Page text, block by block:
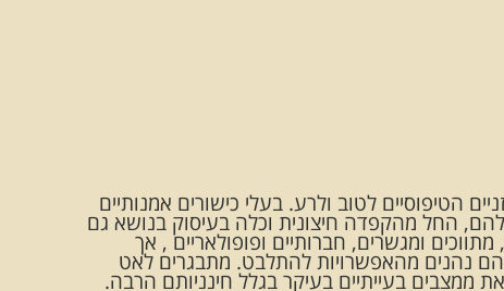
הטיפוסיים לטוב ולרע. בעלי כישורים אמנותיים
החל מהקפדה חיצונית וכלה בעיסוק בנושא גם
ומגשרים, חברותיים ופופולאריים , אך
נהנים מהאפשרויות להתלבט. מתבגרים לאט
ממצבים בעייתיים בעיקר בגלל חינניותם הרבה.